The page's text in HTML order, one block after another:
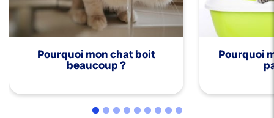
Pourquoi mon chat boit
beaucoup ?
Pourquoi